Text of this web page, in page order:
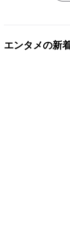
エンタメの新